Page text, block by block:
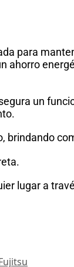
para
ahorro
un
brindando
lugar a